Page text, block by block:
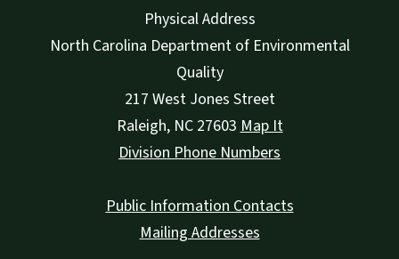
Contact DEQ
Physical Address
North Carolina Department of Environmental
Quality
217 West Jones Street
Raleigh,NC27603Map It
Public Information Contacts